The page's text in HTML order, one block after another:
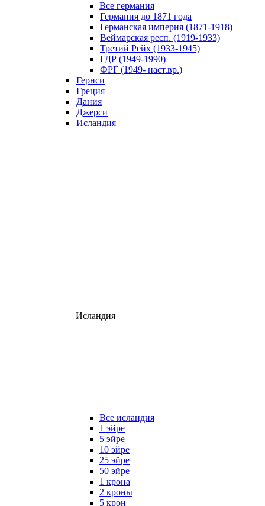
Все германия
Германия до 1871 года
Германская империя (1871-1918)
Веймарская респ. (1919-1933)
Третий Рейх (1933-1945)
ГДР (1949-1990)
ФРГ (1949- наст.вр.)
Гернси
Греция
Дания
Джерси
Исландия
Исландия
Все исландия
1 эйре
5 эйре
10 эйре
25 эйре
50 эйре
1 крона
2 кроны
5 крон